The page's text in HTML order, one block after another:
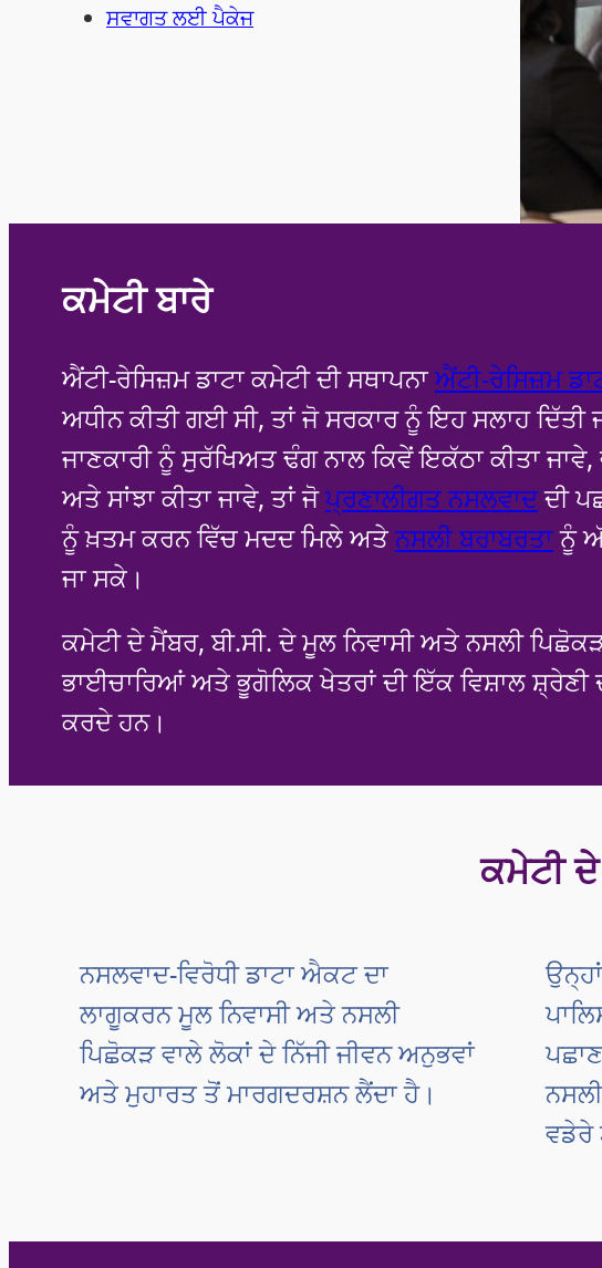
ਸਵਾਗਤ ਲਈ ਪੈਕੇਜ
ਕਮੇਟੀ ਬਾਰੇ
ਐਂਟੀ-ਰੇਸਿਜ਼ਮ ਡਾਟਾ ਕਮੇਟੀ ਦੀ ਸਥਾਪਨਾਐਂਟੀ-ਰੇਸਿਜ਼ਮ
ਅਧੀਨ ਕੀਤੀ ਗਈ ਸੀ, ਤਾਂ ਜੋ ਸਰਕਾਰ ਨੂੰ ਇਹ ਸਲਾਹ ਦਿੱਤੀ
ਜਾਣਕਾਰੀ ਨੂੰ ਸੁਰੱਖਿਅਤ ਢੰਗ ਨਾਲ ਕਿਵੇਂ ਇਕੱਠਾ ਕੀਤਾ
ਅਤੇ ਸਾਂਝਾ ਕੀਤਾ ਜਾਵੇ, ਤਾਂ ਜੋਪ੍ਰਣਾਲੀਗਤ ਨਸਲਵਾਦਦੀ
ਨੂੰ ਖ਼ਤਮ ਕਰਨ ਵਿੱਚ ਮਦਦ ਮਿਲੇ ਅਤੇਨਸਲੀ ਬਰਾਬਰਤਾਨੂੰ
ਜਾ ਸਕੇ।
ਕਮੇਟੀ ਦੇ ਮੈਂਬਰ, ਬੀ.ਸੀ. ਦੇ ਮੂਲ ਨਿਵਾਸੀ ਅਤੇ ਨਸਲੀ
ਭਾਈਚਾਰਿਆਂ ਅਤੇ ਭੂਗੋਲਿਕ ਖੇਤਰਾਂ ਦੀ ਇੱਕ ਵਿਸ਼ਾਲ ਸ਼੍ਰੇਣੀ
ਕਰਦੇ ਹਨ।
ਕਮੇਟੀ
ਨਸਲਵਾਦ-ਵਿਰੋਧੀ ਡਾਟਾ ਐਕਟ ਦਾ
ਲਾਗੂਕਰਨ ਮੂਲ ਨਿਵਾਸੀ ਅਤੇ ਨਸਲੀ
ਪਿਛੋਕੜ ਵਾਲੇ ਲੋਕਾਂ ਦੇ ਨਿੱਜੀ ਜੀਵਨ ਅਨੁਭਵਾਂ
ਅਤੇ ਮੁਹਾਰਤ ਤੋਂ ਮਾਰਗਦਰਸ਼ਨ ਲੈਂਦਾ ਹੈ।
ਵਡੇਰੇ